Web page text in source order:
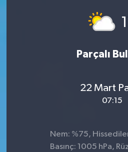
Parçalı
22 Mart
07:15
Nem: %75,
Basınç: 1005 hPa,
Magazin